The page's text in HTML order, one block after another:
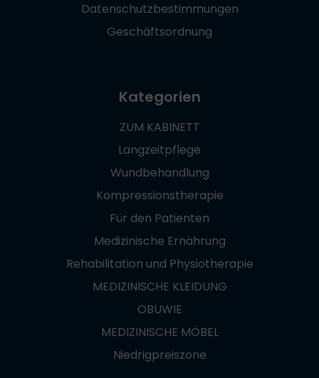
Datenschutzbestimmungen
Geschäftsordnung
Kategorien
ZUM KABINETT
Langzeitpflege
Wundbehandlung
Kompressionstherapie
Für den Patienten
Medizinische Ernährung
Rehabilitation und Physiotherapie
MEDIZINISCHE KLEIDUNG
OBUWIE
MEDIZINISCHE MÖBEL
Niedrigpreiszone